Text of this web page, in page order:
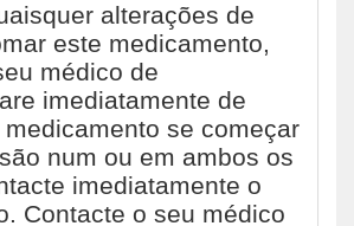
alterações de
este medicamento,
médico de
imediatamente de
se começar
num ou em ambos os
imediatamente o
Contacte o seu médico